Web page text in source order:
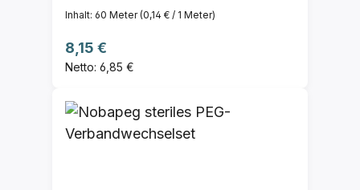
Inhalt: 60 Meter(0,14 € / 1 Meter)
Regulärer Preis:
8,15 €
Netto: 6,85 €